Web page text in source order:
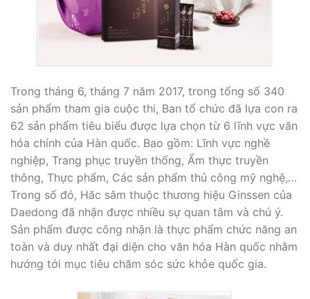
Trong tháng 6, tháng 7 năm 2017, trong tổng số 340
sản phẩm tham gia cuộc thi, Ban tổ chức đã lựa con ra
62 sản phẩm tiêu biểu được lựa chọn từ 6 lĩnh vực văn
hóa chính của Hàn quốc. Bao gồm: Lĩnh vực nghề
nghiệp, Trang phục truyền thống, Ẩm thực truyền
thông, Thực phẩm, Các sản phẩm thủ công mỹ nghệ,…
Trong số đó, Hăc sâm thuộc thương hiệu Ginssen của
Daedong đã nhận được nhiều sự quan tâm và chú ý.
Sản phẩm được công nhận là thực phẩm chức năng an
toàn và duy nhất đại diện cho văn hóa Hàn quốc nhằm
hướng tới mục tiêu chăm sóc sức khỏe quốc gia.